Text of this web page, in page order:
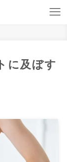
に及ぼす